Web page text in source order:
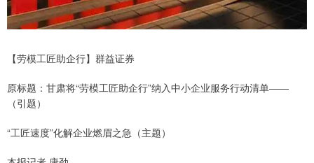
【劳模工匠助企行】群益证券
原标题：甘肃将“劳模工匠助企行”纳入中小企业服务行动清单——
（引题）
“工匠速度”化解企业燃眉之急（主题）